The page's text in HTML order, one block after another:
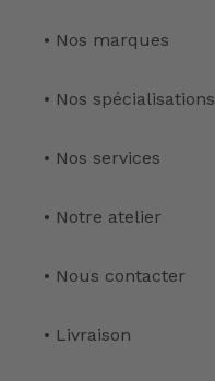
• Nos marques
• Nos spécialisations
• Nos services
• Notre atelier
• Nous contacter
• Livraison